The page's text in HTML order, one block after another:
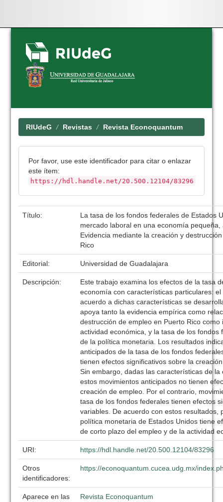
Skip
navigation
RIUdeG Revistas Revista Econoquantum
Por favor, use este identificador para citar o enlazar
este ítem:
https://hdl.handle.net/20.500.12104/83296
Título:
La tasa de los fondos federales de Estados
mercado laboral en una economía
Evidencia mediante la creación y
Rico
Editorial: Universidad de Guadalajara
Descripción:
Este trabajo examina los efectos de la tasa
economía con características particulares:
acuerdo a dichas características se
apoya tanto la evidencia empírica como
destrucción de empleo en Puerto Rico como
actividad económica, y la tasa de los fondos
de la política monetaria. Los resultados
anticipados de la tasa de los fondos
tienen efectos significativos sobre la
Sin embargo, dadas las características de
estos movimientos anticipados no tienen
creación de empleo. Por el contrario,
tasa de los fondos federales tienen efectos
variables. De acuerdo con estos resultados,
política monetaria de Estados Unidos tiene
de corto plazo del empleo y de la actividad
URI: https://hdl.handle.net/20.500.12104/83296
Otros
identificadores:
https://econoquantum.cucea.udg.mx/
Aparece en las
Revista Econoquantum